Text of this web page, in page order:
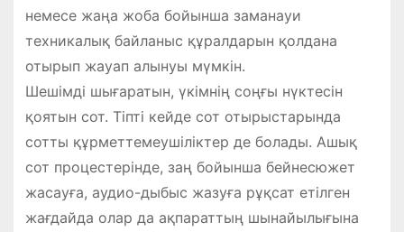
немесе жаңа жоба бойынша заманауи
техникалық байланыс құралдарын қолдана
отырып жауап алынуы мүмкін.
Шешімді шығаратын, үкімнің соңғы нүктесін
қоятын сот. Тіпті кейде сот отырыстарында
сотты құрметтемеушіліктер де болады. Ашық
сот процестерінде, заң бойынша бейнесюжет
жасауға, аудио-дыбыс жазуға рұқсат етілген
жағдайда олар да ақпараттың шынайылығына